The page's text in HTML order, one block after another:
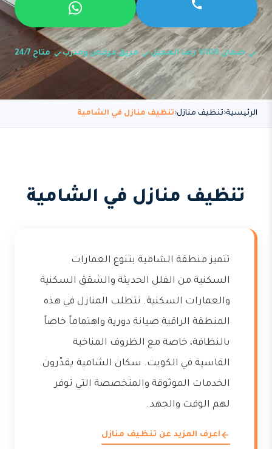
ضمان 100% رضا العميل فريق مرخص ومدرب متاح 24/7
الرئيسية تنظيف منازل تنظيف منازل في الشامية
تنظيف منازل في الشامية
تتميز منطقة الشامية بتنوع العمارات
السكنية من الفلل الحديثة والشقق السكنية
والعمارات السكنية. تتطلب المنازل في هذه
المنطقة الراقية صيانة دورية واهتماماً خاصاً
بالنظافة، خاصة مع الظروف المناخية
القاسية في الكويت. سكان الشامية يقدّرون
الخدمات الموثوقة والمتخصصة التي توفر
لهم الوقت والجهد.
اعرف المزيد عن تنظيف منازل